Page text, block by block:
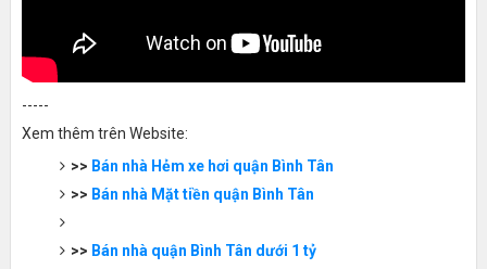
-----
Xem thêm trên Website:
>> Bán nhà Hẻm xe hơi quận Bình Tân
>> Bán nhà Mặt tiền quận Bình Tân
>> Bán nhà quận Bình Tân dưới 1 tỷ